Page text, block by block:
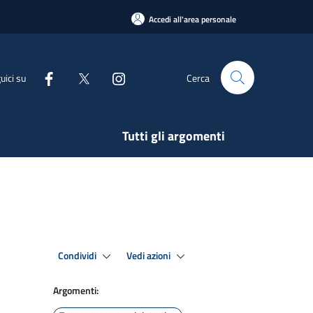
Accedi all'area personale
su Cerca
Tutti gli argomenti
Condividi Vedi azioni
Argomenti: